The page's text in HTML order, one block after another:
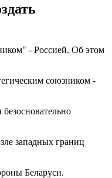
- Россией. Об этом
союзником -
западных границ
Беларуси.